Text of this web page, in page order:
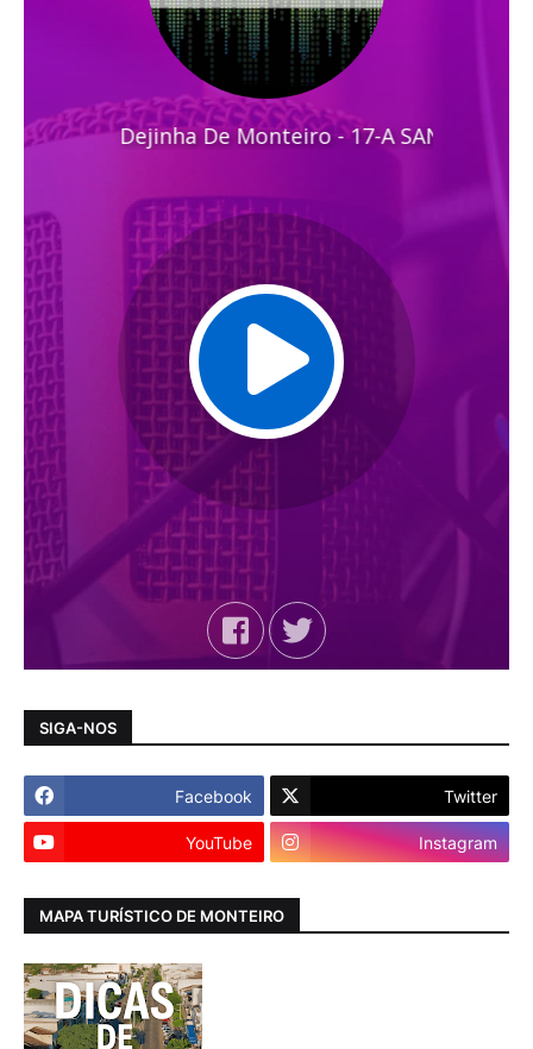
SIGA-NOS
Facebook Twitter
YouTube Instagram
MAPA TURÍSTICO DE MONTEIRO